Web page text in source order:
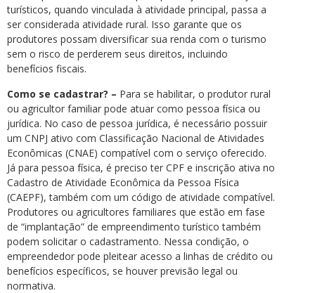
turísticos, quando vinculada à atividade principal, passa a
ser considerada atividade rural. Isso garante que os
produtores possam diversificar sua renda com o turismo
sem o risco de perderem seus direitos, incluindo
benefícios fiscais.
Como se cadastrar? – Para se habilitar, o produtor rural
ou agricultor familiar pode atuar como pessoa física ou
jurídica. No caso de pessoa jurídica, é necessário possuir
um CNPJ ativo com Classificação Nacional de Atividades
Econômicas (CNAE) compatível com o serviço oferecido.
Já para pessoa física, é preciso ter CPF e inscrição ativa no
Cadastro de Atividade Econômica da Pessoa Física
(CAEPF), também com um código de atividade compatível.
Produtores ou agricultores familiares que estão em fase
de “implantação” de empreendimento turístico também
podem solicitar o cadastramento. Nessa condição, o
empreendedor pode pleitear acesso a linhas de crédito ou
benefícios específicos, se houver previsão legal ou
normativa.